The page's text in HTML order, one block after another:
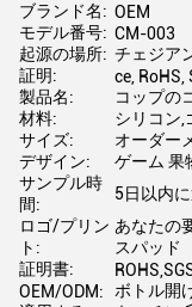
ブランド名: OEM
モデル番号: CM-003
起源の場所: チェジア
証明:
ce, RoHS,
製品名:
コップの
材料:
シリコン,
サイズ:
オーダー
デザイン:
ゲーム 果
サンプル時
間:
5日以内
ロゴ/プリン
ト:
あなたの
スパッド
証明書:
OEM/ODM:
ボトル開